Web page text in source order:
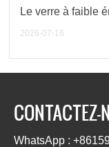
Le verre à faible
bâtiments à haute
2026-07-16
CONTACTEZ-
WhatsApp :